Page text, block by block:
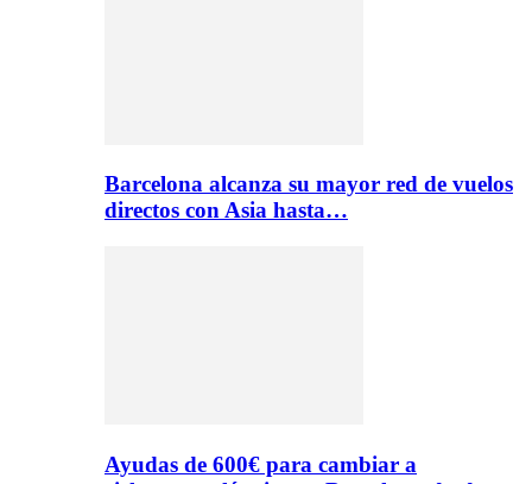
Barcelona alcanza su mayor red de vuelos
directos con Asia hasta…
Ayudas de 600€ para cambiar a